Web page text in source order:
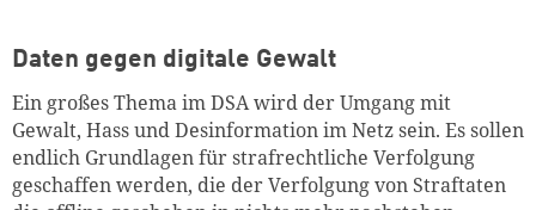
Daten gegen digitale Gewalt
Ein großes Thema im DSA wird der Umgang mit
Gewalt, Hass und Desinformation im Netz sein. Es sollen
endlich Grundlagen für strafrechtliche Verfolgung
geschaffen werden, die der Verfolgung von Straftaten